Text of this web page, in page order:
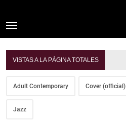
VISTAS A LA PÁGINA TOTALES
Adult Contemporary Cover (official)
Jazz